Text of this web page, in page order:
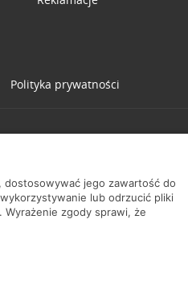
Polityka prywatności
dostosowywać jego zawartość do
lub odrzucić pliki
zgody sprawi, że